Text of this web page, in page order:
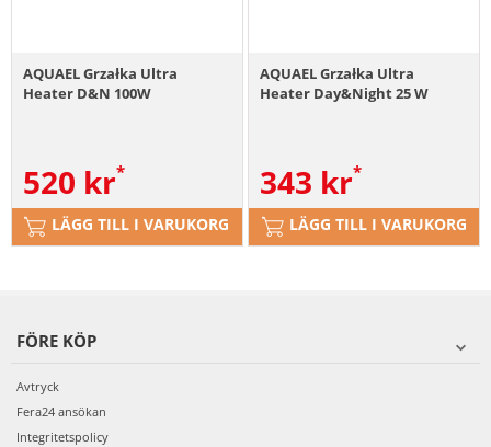
AQUAEL Grzałka Ultra
Heater D&N 100W
520 kr
LÄGG TILL I VARUKORG
AQUAEL Grzałka Ultra
Heater Day&Night 25 W
343 kr
LÄGG TILL I VARUKORG
FÖRE KÖP
Avtryck
Fera24 ansökan
Integritetspolicy